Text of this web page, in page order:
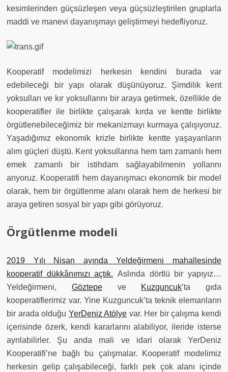
kesimlerinden güçsüzleşen veya güçsüzleştirilen gruplarla
maddi ve manevi dayanışmayı geliştirmeyi hedefliyoruz.
Kooperatif modelimizi herkesin kendini burada var
edebileceği bir yapı olarak düşünüyoruz. Şimdilik kent
yoksulları ve kır yoksullarını bir araya getirmek, özellikle de
kooperatifler ile birlikte çalışarak kırda ve kentte birlikte
örgütlenebileceğimiz bir mekanizmayı kurmaya çalışıyoruz.
Yaşadığımız ekonomik krizle birlikte kentte yaşayanların
alım güçleri düştü. Kent yoksullarına hem tam zamanlı hem
emek zamanlı bir istihdam sağlayabilmenin yollarını
arıyoruz. Kooperatifi hem dayanışmacı ekonomik bir model
olarak, hem bir örgütlenme alanı olarak hem de herkesi bir
araya getiren sosyal bir yapı gibi görüyoruz.
Örgütlenme modeli
2019 Yılı Nisan ayında Yeldeğirmeni mahallesinde
kooperatif dükkânımızı açtık. Aslında dörtlü bir yapıyız…
Yeldeğirmeni, Göztepeve Kuzguncuk’ta gıda
kooperatiflerimiz var. Yine Kuzguncuk’ta teknik elemanların
bir arada olduğu YerDeniz Atölye var. Her bir çalışma kendi
içerisinde özerk, kendi kararlarını alabiliyor, ileride isterse
ayrılabilirler. Şu anda mali ve idari olarak YerDeniz
Kooperatifi’ne bağlı bu çalışmalar. Kooperatif modelimiz
herkesin gelip çalışabileceği, farklı pek çok alanı içinde